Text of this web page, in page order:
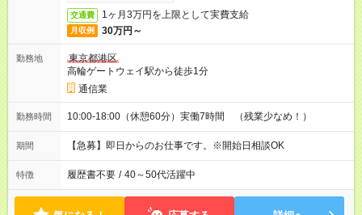
交通費 1ヶ月3万円を上限として実費支給
月収例 30万円～
勤務地
東京都港区
高輪ゲートウェイ駅から徒歩1分
通信業
勤務時間 10:00-18:00（休憩60分）実働7時間 （残業少なめ！）
期間 【急募】即日からのお仕事です。※開始日相談OK
特徴 履歴書不要 / 40～50代活躍中